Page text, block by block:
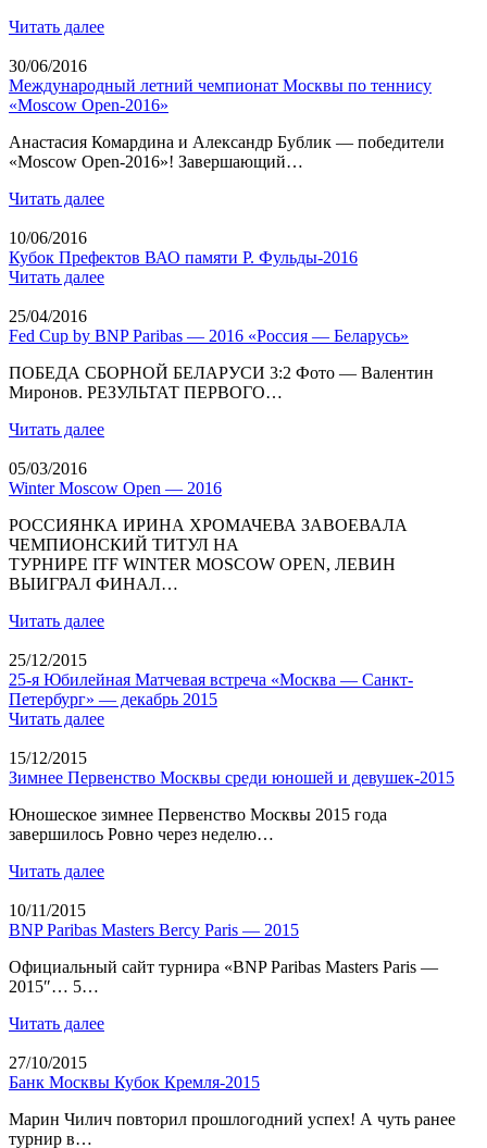
Читать далее
30/06/2016
Международный летний чемпионат Москвы по теннису
«Moscow Open-2016»
Анастасия Комардина и Александр Бублик — победители
«Moscow Open-2016»! Завершающий…
Читать далее
10/06/2016
Кубок Префектов ВАО памяти Р. Фульды-2016
Читать далее
25/04/2016
Fed Cup by BNP Paribas — 2016 «Россия — Беларусь»
ПОБЕДА СБОРНОЙ БЕЛАРУСИ 3:2 Фото — Валентин
Миронов. РЕЗУЛЬТАТ ПЕРВОГО…
Читать далее
05/03/2016
Winter Moscow Open — 2016
РОССИЯНКА ИРИНА ХРОМАЧЕВА ЗАВОЕВАЛА
ЧЕМПИОНСКИЙ ТИТУЛ НА
ТУРНИРЕ ITF WINTER MOSCOW OPEN, ЛЕВИН
ВЫИГРАЛ ФИНАЛ…
Читать далее
25/12/2015
25-я Юбилейная Матчевая встреча «Москва — Санкт-
Петербург» — декабрь 2015
Читать далее
15/12/2015
Зимнее Первенство Москвы среди юношей и девушек-2015
Юношеское зимнее Первенство Москвы 2015 года
завершилось Ровно через неделю…
Читать далее
10/11/2015
BNP Paribas Masters Bercy Paris — 2015
Официальный сайт турнира «BNP Paribas Masters Paris —
2015″… 5…
Читать далее
27/10/2015
Банк Москвы Кубок Кремля-2015
Марин Чилич повторил прошлогодний успех! А чуть ранее
турнир в…